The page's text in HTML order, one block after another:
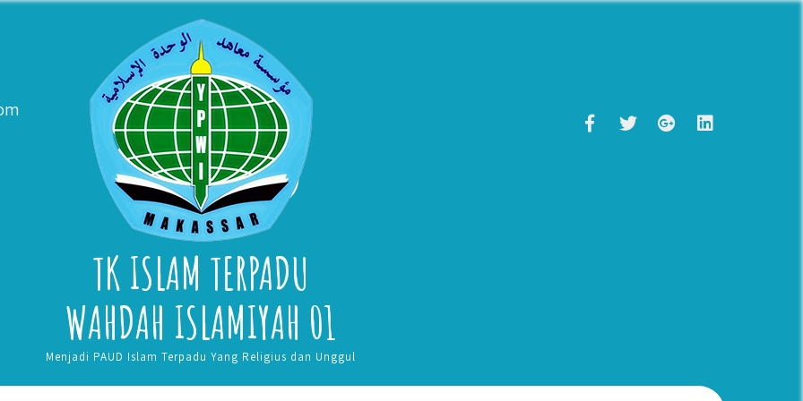
TK ISLAM TERPADU
WAHDAH ISLAMIYAH 01
Menjadi PAUD Islam Terpadu Yang Religius dan Unggul